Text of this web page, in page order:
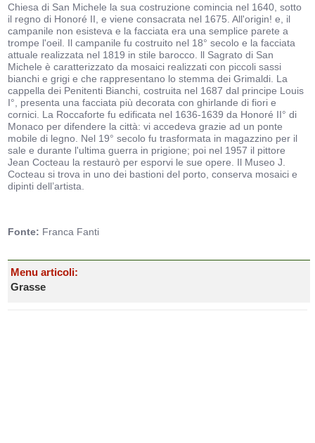
Chiesa di San Michele la sua costruzione comincia nel 1640, sotto
il regno di Honoré II, e viene consacrata nel 1675. All'origin! e, il
campanile non esisteva e la facciata era una semplice parete a
trompe l'oeil. Il campanile fu costruito nel 18° secolo e la facciata
attuale realizzata nel 1819 in stile barocco. ll Sagrato di San
Michele è caratterizzato da mosaici realizzati con piccoli sassi
bianchi e grigi e che rappresentano lo stemma dei Grimaldi. La
cappella dei Penitenti Bianchi, costruita nel 1687 dal principe Louis
I°, presenta una facciata più decorata con ghirlande di fiori e
cornici. La Roccaforte fu edificata nel 1636-1639 da Honoré II° di
Monaco per difendere la città: vi accedeva grazie ad un ponte
mobile di legno. Nel 19° secolo fu trasformata in magazzino per il
sale e durante l'ultima guerra in prigione; poi nel 1957 il pittore
Jean Cocteau la restaurò per esporvi le sue opere. Il Museo J.
Cocteau si trova in uno dei bastioni del porto, conserva mosaici e
dipinti dell’artista.
Fonte: Franca Fanti
Menu articoli:
Grasse